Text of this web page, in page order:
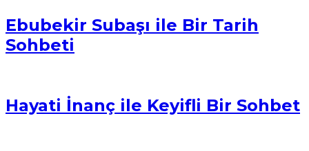
Ebubekir Subaşı ile Bir Tarih
Sohbeti
Hayati İnanç ile Keyifli Bir Sohbet